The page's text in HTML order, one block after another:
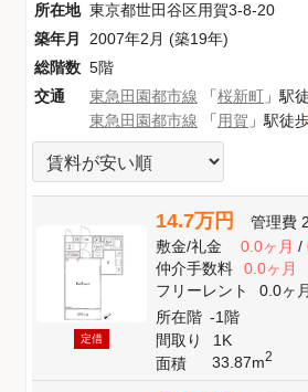
所在地 東京都世田谷区用賀3-8-20
築年月
2007年2月 (築19年)
総階数 5階
交通
東急田園都市線 「桜新町 」駅
東急田園都市線 「用賀 」駅徒
定借
14.7万円 管理費
敷金/礼金 0.0ヶ月/
仲介手数料
0.0ヶ月
フリーレント
0.0ヶ月
所在階 -1階
間取り
1K
面積
33.87m2